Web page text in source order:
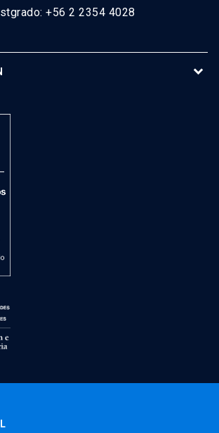
+56 2 2354 4028